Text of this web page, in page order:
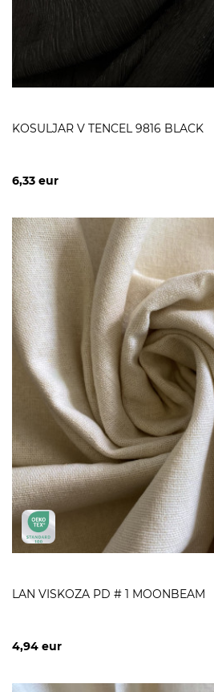
KOSULJAR V TENCEL 9816 BLACK
6,33 eur
LAN VISKOZA PD # 1 MOONBEAM
4,94 eur